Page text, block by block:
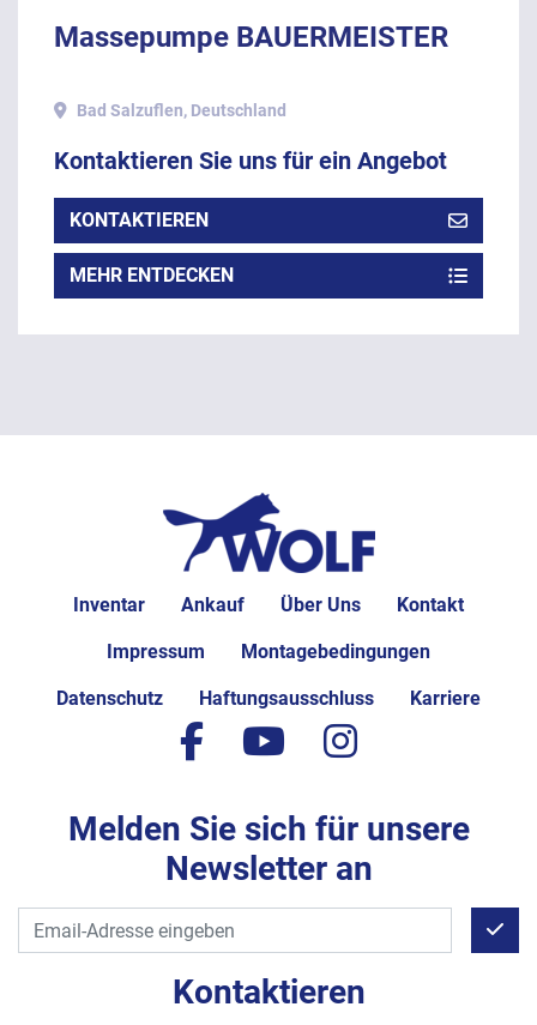
Massepumpe BAUERMEISTER
Bad Salzuflen, Deutschland
Kontaktieren Sie uns für ein Angebot
KONTAKTIEREN
MEHR ENTDECKEN
Inventar Ankauf Über Uns Kontakt
Impressum Montagebedingungen
Datenschutz Haftungsausschluss Karriere
Kontaktieren
facebook
youtubeinstagram
Melden Sie sich für unsere
Newsletter an